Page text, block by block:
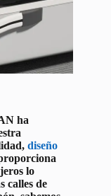
ha
diseño
lo
calles de